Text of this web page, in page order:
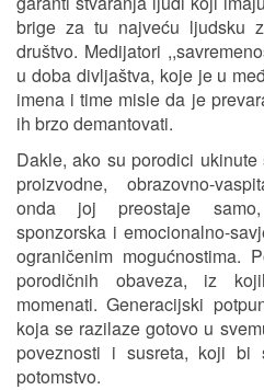
brige za tu najveću ljudsku
društvo. Medijatori
u doba divljaštva, koje je u
imena i time misle da je
ih brzo demantovati.
Dakle, ako su porodici
proizvodne, obrazovno-
onda joj preostaje samo,
sponzorska i emocionalno-
ograničenim mogućnostima.
porodičnih obaveza, iz
momenati. Generacijski
koja se razilaze gotovo u
poveznosti i susreta, koji bi
potomstvo.